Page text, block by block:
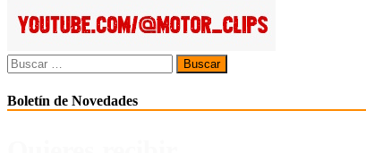
CV
Wagon
Buscar:
Boletín de Novedades